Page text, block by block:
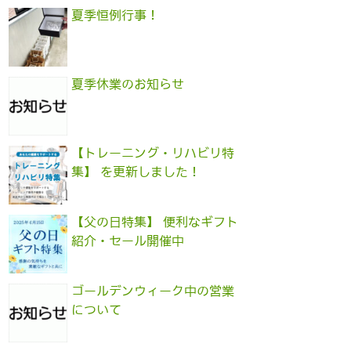
夏季恒例行事！
夏季休業のお知らせ
【トレーニング・リハビリ特
集】 を更新しました！
【父の日特集】 便利なギフト
紹介・セール開催中
ゴールデンウィーク中の営業
について